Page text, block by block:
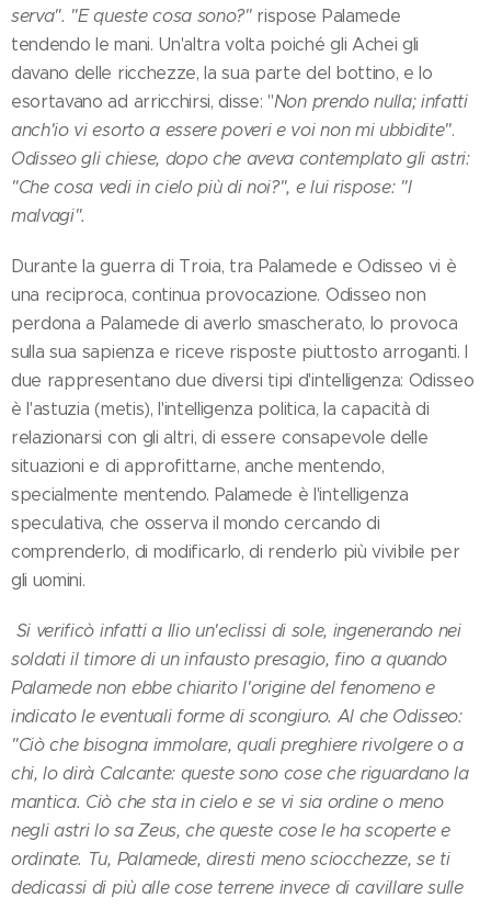
serva". "E queste cosa sono?"rispose Palamede
tendendo le mani. Un'altra volta poiché gli Achei gli
davano delle ricchezze, la sua parte del bottino, e lo
esortavano ad arricchirsi, disse: "Non prendo nulla; infatti
anch'io vi esorto a essere poveri e voi non mi ubbidite".
Odisseo gli chiese, dopo che aveva contemplato gli astri:
"Che cosa vedi in cielo più di noi?", e lui rispose: "I
malvagi".
Durante la guerra di Troia, tra Palamede e Odisseo vi è
una reciproca, continua provocazione. Odisseo non
perdona a Palamede di averlo smascherato, lo provoca
sulla sua sapienza e riceve risposte piuttosto arroganti. I
due rappresentano due diversi tipi d'intelligenza: Odisseo
è l'astuzia (metis), l'intelligenza politica, la capacità di
relazionarsi con gli altri, di essere consapevole delle
situazioni e di approfittarne, anche mentendo,
specialmente mentendo. Palamede è l'intelligenza
speculativa, che osserva il mondo cercando di
comprenderlo, di modificarlo, di renderlo più vivibile per
gli uomini.
Si verificò infatti a Ilio un'eclissi di sole, ingenerando nei
soldati il timore di un infausto presagio, fino a quando
Palamede non ebbe chiarito l'origine del fenomeno e
indicato le eventuali forme di scongiuro. Al che Odisseo:
"Ciò che bisogna immolare, quali preghiere rivolgere o a
chi, lo dirà Calcante: queste sono cose che riguardano la
mantica. Ciò che sta in cielo e se vi sia ordine o meno
negli astri lo sa Zeus, che queste cose le ha scoperte e
ordinate. Tu, Palamede, diresti meno sciocchezze, se ti
dedicassi di più alle cose terrene invece di cavillare sulle